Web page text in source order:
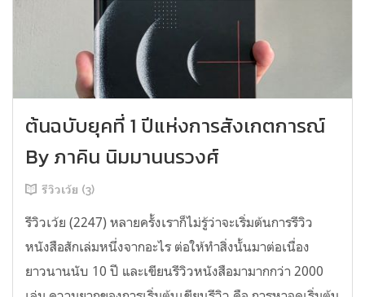
ต้นฉบับยุคที่ 1 ปีแห่งการสังเกตการณ์
By ภาคิน นิมมานนรวงศ์
รีวิวเว้ย (3)
รีวิวเว้ย (2247) หลายครั้งเราก็ไม่รู้ว่าจะเริ่มต้นการรีวิว
หนังสือสักเล่มหนึ่งจากอะไร ต่อให้ทำสิ่งนั้นมาต่อเนื่อง
ยาวนานนับ 10 ปี และเขียนรีวิวหนังสือมามากกว่า 2000